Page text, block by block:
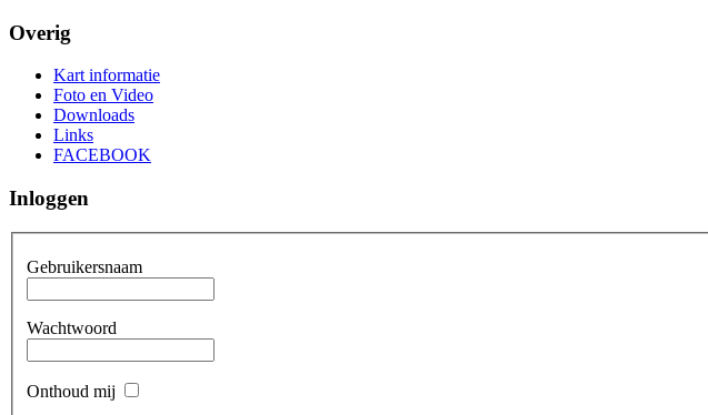
Overig
Kart informatie
Foto en Video
Downloads
Links
FACEBOOK
Inloggen
Gebruikersnaam
Wachtwoord
Onthoud mij